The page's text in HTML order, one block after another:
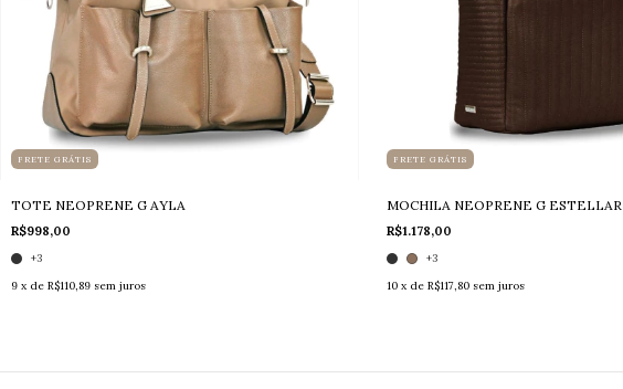
FRETE GRÁTIS
TOTE NEOPRENE G AYLA
R$998,00
+3
9 x de R$110,89 sem juros
FRETE GRÁTIS
MOCHILA NEOPRENE G ESTELLAR
R$1.178,00
+3
10 x de R$117,80 sem juros